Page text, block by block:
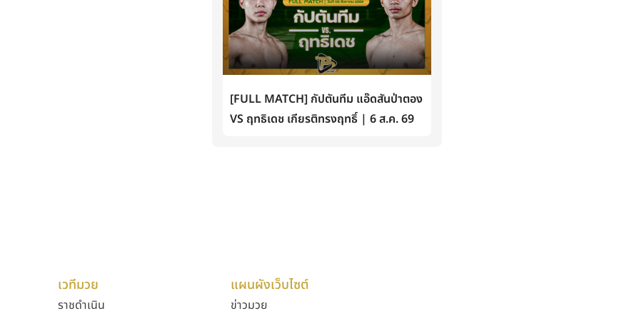
[FULL MATCH] กัปตันทีม แอ๊ดสันป่าตอง
VS ฤทธิเดช เกียรติทรงฤทธิ์ | 6 ส.ค. 69
เวทีมวย
ราชดำเนิน
แผนผังเว็บไซต์
ข่าวมวย